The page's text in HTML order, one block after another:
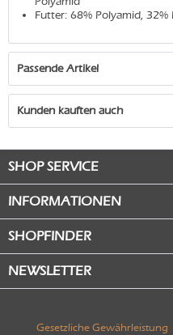
Futter: 68% Polyamid, 32%
Passende Artikel
Kunden kauften auch
SHOP SERVICE
INFORMATIONEN
SHOPFINDER
NEWSLETTER
Gesetzliche Gewährleistung